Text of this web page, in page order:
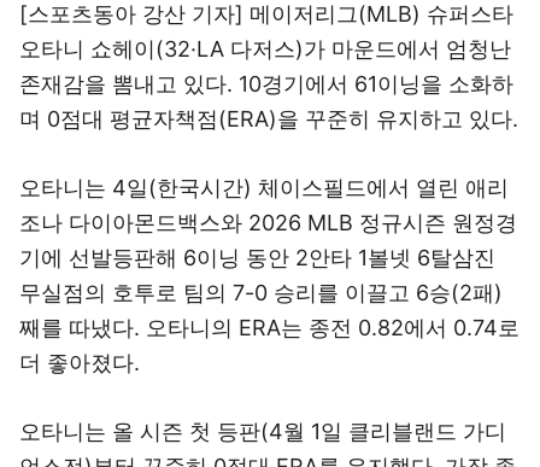
[스포츠동아 강산 기자] 메이저리그(MLB) 슈퍼스타
오타니 쇼헤이(32·LA 다저스)가 마운드에서 엄청난
존재감을 뽐내고 있다. 10경기에서 61이닝을 소화하
며 0점대 평균자책점(ERA)을 꾸준히 유지하고 있다.
오타니는 4일(한국시간) 체이스필드에서 열린 애리
조나 다이아몬드백스와 2026 MLB 정규시즌 원정경
기에 선발등판해 6이닝 동안 2안타 1볼넷 6탈삼진
무실점의 호투로 팀의 7-0 승리를 이끌고 6승(2패)
째를 따냈다. 오타니의 ERA는 종전 0.82에서 0.74로
더 좋아졌다.
오타니는 올 시즌 첫 등판(4월 1일 클리블랜드 가디